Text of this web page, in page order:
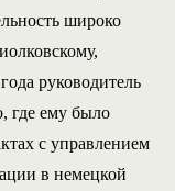
широко
руководитель
где ему было
с управлением
в немецкой